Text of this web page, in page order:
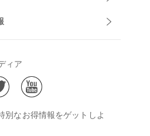
づく表示
いて
別なお得情報をゲットしよ
ィア